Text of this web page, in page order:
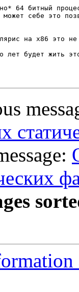
64 битный
может себе это
на x86 это не
лет будет жить